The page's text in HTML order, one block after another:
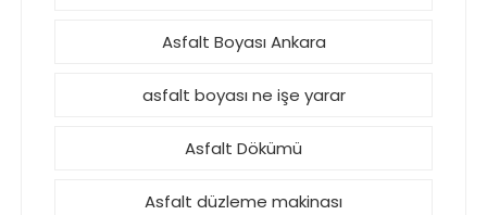
Asfalt Boyası Ankara
asfalt boyası ne işe yarar
Asfalt Dökümü
Asfalt düzleme makinası